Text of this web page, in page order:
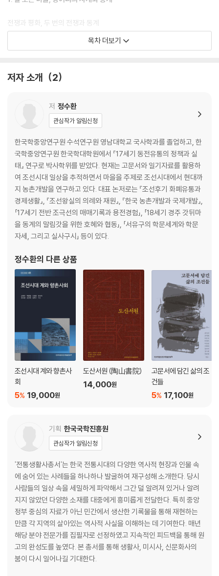
전쟁과 평화, 두 번의 전쟁과 동계
전통은 만들어지지 않고 발견된다
무관, 혹은 무부들, 활 쏘는 사람들
공공기물, 공유자산 운영
2. 활을 내려놓고 붓을 든 사람들
선비들의 신의를 위한 연대
의리 계승과 신의 약속
‘대기근’, 참혹하고 안타까워라
갈등과 화해, 그리고 지속
동전, 상평통보와 일상생활
갈고닦아 옛것을 잇다
3. 나무 심는 마을, 갓뒤마을
숲이 많은 경주
논호쑤와 말림갓
나무를 함께 심는 마을
나무를 심은 사람들
계원의 남다른 협동
4. 말림갓을 지키는 사람들
말림갓을 위한 모두의 다짐
숲을 다투는 사람들
풍수, 마을 사람들의 마음 치유
미워하고 사랑하는 약속
나오는 말: 마을, 계, 그리고 우리의 유산
정이어라, 화해하며 함께한다
마을 가꾸기와 새마을 운동
동계, 새마을, 그리고 인류
목차 더보기
저자 소개 2
저 정수환
관심작가 알림신청
한국학중앙연구원 수석연구원 영남대학교 국사학과를 졸업하고, 한
국학중앙연구원 한국학대학원에서 『17세기 동전유통의 정책과 실
태』 연구로 박사학위를 받았다. 현재는 고문서와 일기자료를 활용하
여 조선시대 일상을 추적하면서 마을을 주제로 조선시대에서 현대까
지 농촌개발을 연구하고 있다. 대표 논저로는 『조선후기 화폐유통과
경제생활』, 『조선왕실의 의례와 재원』, 『한국 농촌개발과 국제개발』,
「17세기 전반 조극선의 매매기록과 용전경험」, 「18세기 경주 갓뒤마
을 동계의 말림갓을 위한 호혜와 협동」, 「서유구의 학문세계와 학문
자세, 그리고 실사구시」 등이 있다.
정수환의 다른 상품
조선시대 계와 향촌사
회
19,000원
5%
도산서원 (陶山書院)
14,000원
고문서에 담긴 삶의 조
건들
17,100원
5%
기획 한국국학진흥원
관심작가 알림신청
'전통생활사총서'는 한국 전통시대의 다양한 역사적 현장과 인물 속
에 숨어 있는 사례들을 하나하나 발굴하여 재구성해 소개한다. 당시
사람들의 일상 속을 세밀하게 파악해서 그간 덜 알려져 있거나 알려
지지 않았던 다양한 소재를 대중에게 흥미롭게 전달한다. 특히 중앙
정부 중심의 자료가 아닌 민간에서 생산한 기록물을 통해 재현하는
만큼 각 지역의 살아있는 역사적 사실을 이해하는 데 기여한다. 매년
해당 분야 전문가를 집필자로 선정하였고 지속적인 피드백을 통해 원
고의 완성도를 높였다. 본 총서를 통해 생활사, 미시사, 신문화사의
붐이 다시 일어나길 기대한다.